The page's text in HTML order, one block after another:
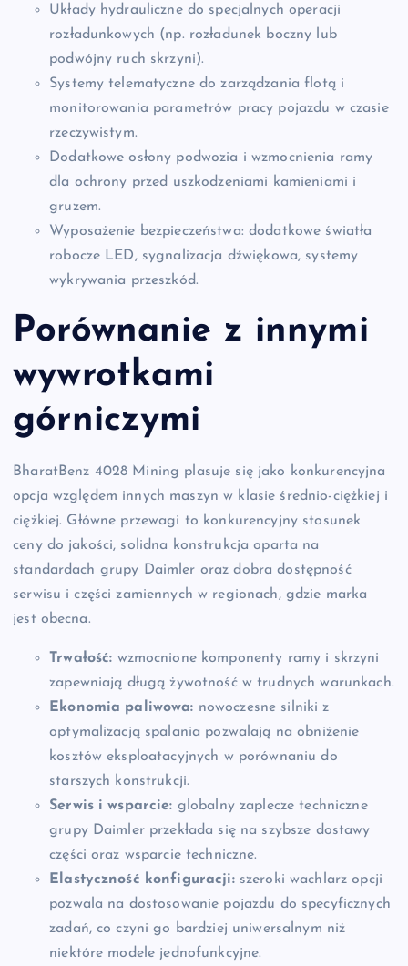
Układy hydrauliczne do specjalnych operacji
rozładunkowych (np. rozładunek boczny lub
podwójny ruch skrzyni).
Systemy telematyczne do zarządzania flotą i
monitorowania parametrów pracy pojazdu w czasie
rzeczywistym.
Dodatkowe osłony podwozia i wzmocnienia ramy
dla ochrony przed uszkodzeniami kamieniami i
gruzem.
Wyposażenie bezpieczeństwa: dodatkowe światła
robocze LED, sygnalizacja dźwiękowa, systemy
wykrywania przeszkód.
Porównanie z innymi
wywrotkami
górniczymi
BharatBenz 4028 Mining plasuje się jako konkurencyjna
opcja względem innych maszyn w klasie średnio-ciężkiej i
ciężkiej. Główne przewagi to konkurencyjny stosunek
ceny do jakości, solidna konstrukcja oparta na
standardach grupy Daimler oraz dobra dostępność
serwisu i części zamiennych w regionach, gdzie marka
jest obecna.
Trwałość: wzmocnione komponenty ramy i skrzyni
zapewniają długą żywotność w trudnych warunkach.
Ekonomia paliwowa: nowoczesne silniki z
optymalizacją spalania pozwalają na obniżenie
kosztów eksploatacyjnych w porównaniu do
starszych konstrukcji.
Serwis i wsparcie: globalny zaplecze techniczne
grupy Daimler przekłada się na szybsze dostawy
części oraz wsparcie techniczne.
Elastyczność konfiguracji:szeroki wachlarz opcji
pozwala na dostosowanie pojazdu do specyficznych
zadań, co czyni go bardziej uniwersalnym niż
niektóre modele jednofunkcyjne.